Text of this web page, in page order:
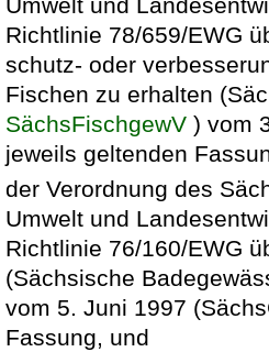
Umwelt und
Richtlinie 78/659/EWG
schutz- oder
Fischen zu erhalten
SächsFischgewV ) vom
jeweils geltenden
der Verordnung des
Umwelt und
Richtlinie 76/160/EWG
(Sächsische
vom 5. Juni 1997
Fassung, und